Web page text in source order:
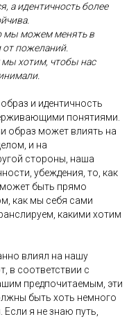
а идентичность более
мы можем менять в
от пожеланий.
мы хотим, чтобы нас
и идентичность
понятиями.
образ может влиять на
и на
стороны, наша
убеждения, то, как
быть прямо
как мы себя сами
какими хотим
влиял на нашу
в соответствии с
предпочитаемым, эти
быть хоть немного
я не знаю путь,